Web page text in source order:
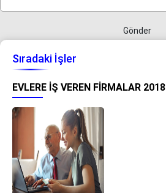
Gönder
Sıradaki İşler
EVLERE İŞ VEREN FIRMALAR 2018